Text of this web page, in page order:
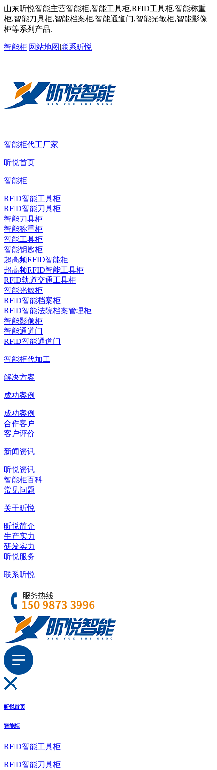
山东昕悦智能主营智能柜,智能工具柜,RFID工具柜,智能称重
柜,智能刀具柜,智能档案柜,智能通道门,智能光敏柜,智能影像
柜等系列产品.
智能柜|网站地图|联系昕悦
智能柜代工厂家
昕悦首页
智能柜
RFID智能工具柜
RFID智能刀具柜
智能刀具柜
智能称重柜
智能工具柜
智能钥匙柜
超高频RFID智能柜
超高频RFID智能工具柜
RFID轨道交通工具柜
智能光敏柜
RFID智能档案柜
RFID智能法院档案管理柜
智能影像柜
智能通道门
RFID智能通道门
智能柜代加工
解决方案
成功案例
成功案例
合作客户
客户评价
新闻资讯
昕悦资讯
智能柜百科
常见问题
关于昕悦
昕悦简介
生产实力
研发实力
昕悦服务
联系昕悦
昕悦首页
智能柜
RFID智能工具柜
RFID智能刀具柜